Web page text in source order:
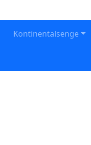
Kontinentalsenge